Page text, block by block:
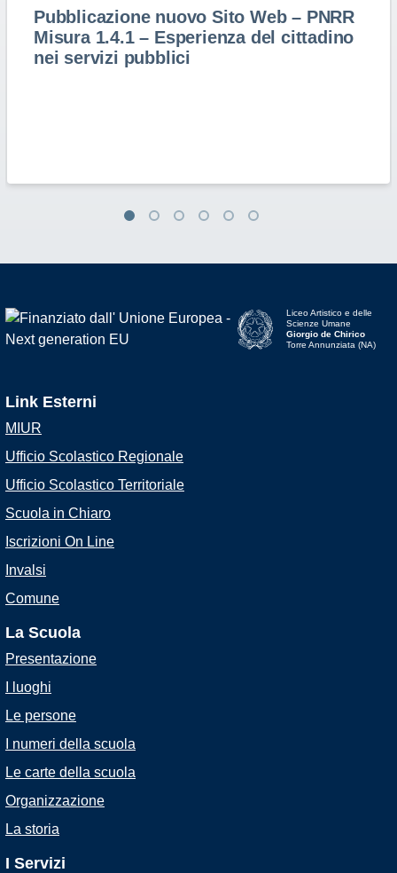
Pubblicazione nuovo Sito Web – PNRR
Misura 1.4.1 – Esperienza del cittadino
nei servizi pubblici
Liceo Artistico e delle
Scienze Umane
Giorgio de Chirico
Torre Annunziata (NA)
Link Esterni
MIUR
Ufficio Scolastico Regionale
Ufficio Scolastico Territoriale
Scuola in Chiaro
Iscrizioni On Line
Invalsi
Comune
La Scuola
Presentazione
I luoghi
Le persone
I numeri della scuola
Le carte della scuola
Organizzazione
La storia
I Servizi